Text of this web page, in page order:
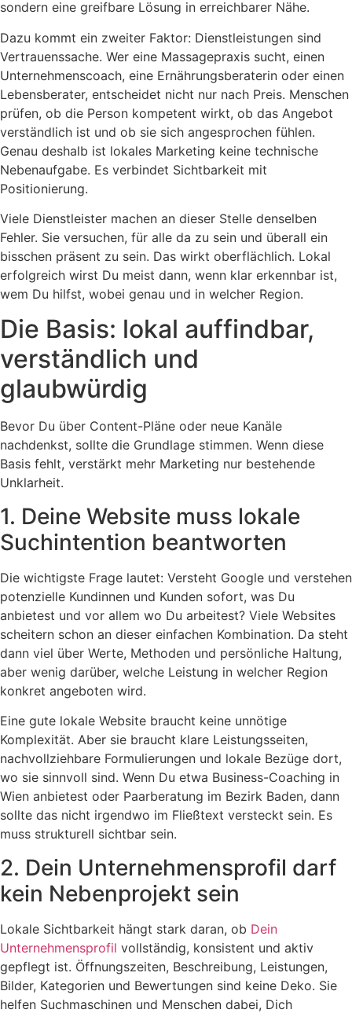
sondern eine greifbare Lösung in erreichbarer Nähe.
Dazu kommt ein zweiter Faktor: Dienstleistungen sind
Vertrauenssache. Wer eine Massagepraxis sucht, einen
Unternehmenscoach, eine Ernährungsberaterin oder einen
Lebensberater, entscheidet nicht nur nach Preis. Menschen
prüfen, ob die Person kompetent wirkt, ob das Angebot
verständlich ist und ob sie sich angesprochen fühlen.
Genau deshalb ist lokales Marketing keine technische
Nebenaufgabe. Es verbindet Sichtbarkeit mit
Positionierung.
Viele Dienstleister machen an dieser Stelle denselben
Fehler. Sie versuchen, für alle da zu sein und überall ein
bisschen präsent zu sein. Das wirkt oberflächlich. Lokal
erfolgreich wirst Du meist dann, wenn klar erkennbar ist,
wem Du hilfst, wobei genau und in welcher Region.
Die Basis: lokal auffindbar,
verständlich und
glaubwürdig
Bevor Du über Content-Pläne oder neue Kanäle
nachdenkst, sollte die Grundlage stimmen. Wenn diese
Basis fehlt, verstärkt mehr Marketing nur bestehende
Unklarheit.
1. Deine Website muss lokale
Suchintention beantworten
Die wichtigste Frage lautet: Versteht Google und verstehen
potenzielle Kundinnen und Kunden sofort, was Du
anbietest und vor allem wo Du arbeitest? Viele Websites
scheitern schon an dieser einfachen Kombination. Da steht
dann viel über Werte, Methoden und persönliche Haltung,
aber wenig darüber, welche Leistung in welcher Region
konkret angeboten wird.
Eine gute lokale Website braucht keine unnötige
Komplexität. Aber sie braucht klare Leistungsseiten,
nachvollziehbare Formulierungen und lokale Bezüge dort,
wo sie sinnvoll sind. Wenn Du etwa Business-Coaching in
Wien anbietest oder Paarberatung im Bezirk Baden, dann
sollte das nicht irgendwo im Fließtext versteckt sein. Es
muss strukturell sichtbar sein.
2. Dein Unternehmensprofil darf
kein Nebenprojekt sein
Lokale Sichtbarkeit hängt stark daran, ob Dein
Unternehmensprofil vollständig, konsistent und aktiv
gepflegt ist. Öffnungszeiten, Beschreibung, Leistungen,
Bilder, Kategorien und Bewertungen sind keine Deko. Sie
helfen Suchmaschinen und Menschen dabei, Dich